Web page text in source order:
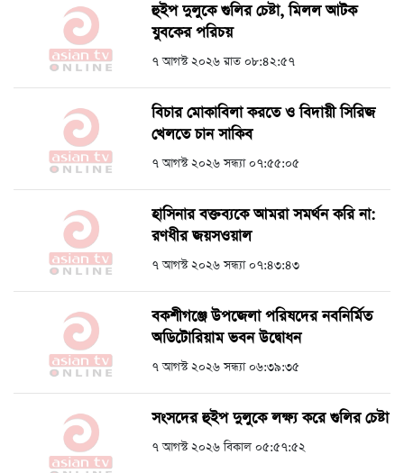
হুইপ দুলুকে গুলির চেষ্টা, ‍মিলল আটক
যুবকের পরিচয়
৭ আগস্ট ২০২৬ রাত ০৮:৪২:৫৭
বিচার মোকাবিলা করতে ও বিদায়ী সিরিজ
খেলতে চান সাকিব
৭ আগস্ট ২০২৬ সন্ধ্যা ০৭:৫৫:০৫
হাসিনার বক্তব্যকে আমরা সমর্থন করি না:
রণধীর জয়সওয়াল
৭ আগস্ট ২০২৬ সন্ধ্যা ০৭:৪৩:৪৩
বকশীগঞ্জে উপজেলা পরিষদের নবনির্মিত
অডিটোরিয়াম ভবন উদ্বোধন
৭ আগস্ট ২০২৬ সন্ধ্যা ০৬:৩৯:৩৫
সংসদের হুইপ দুলুকে লক্ষ্য করে গুলির চেষ্টা
৭ আগস্ট ২০২৬ বিকাল ০৫:৫৭:৫২